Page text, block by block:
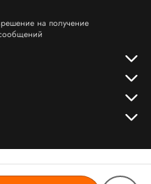
на получение